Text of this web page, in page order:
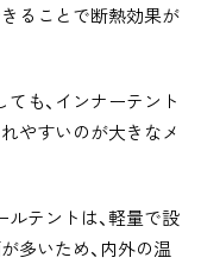
ることで断熱効果が
も、インナーテント
やすいのが大きなメ
テントは、軽量で設
多いため、内外の温